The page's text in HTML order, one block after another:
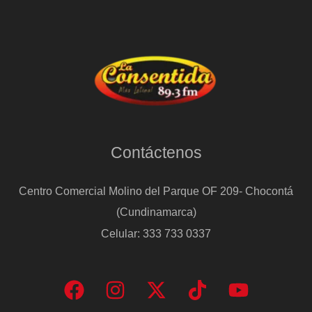
Contáctenos
Centro Comercial Molino del Parque OF 209- Chocontá
(Cundinamarca)
Celular: 333 733 0337